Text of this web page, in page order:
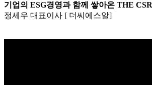
기업의 ESG경영과 함께 쌓아온 THE
정세우 대표이사 [ 더씨에스알]